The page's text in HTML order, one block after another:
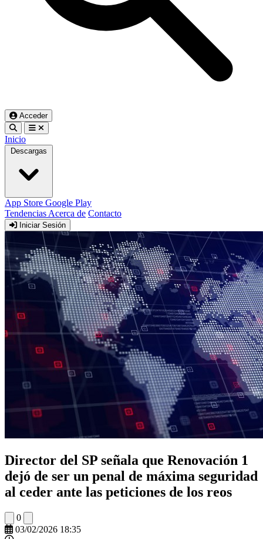
Acceder
Inicio
Descargas
App Store Google Play
Tendencias Acerca de Contacto
Iniciar Sesión
Director del SP señala que Renovación 1
dejó de ser un penal de máxima seguridad
al ceder ante las peticiones de los reos
0
03/02/2026 18:35